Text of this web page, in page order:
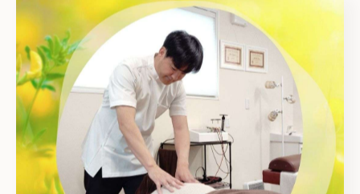
整体施術は多くの方に安全に提供されていますが、強い
矯正や不適切な手技によるリスクもゼロではありませ
ん。特に「ボキボキする整体はやばいですか？」といっ
た質問も多く見られるように、不安を感じる方も少なく
ありません。
安心して整体を受けるためには、施術者の資格や経験、
カウンセリングの丁寧さを重視しましょう。国家資格保